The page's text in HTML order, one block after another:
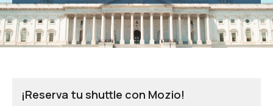
¡Reserva tu shuttle con Mozio!